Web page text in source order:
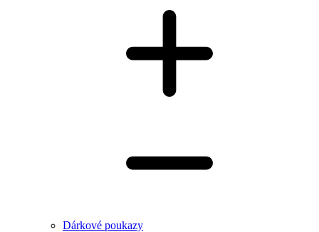
Dárkové poukazy